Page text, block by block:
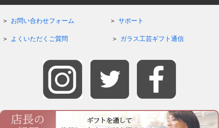
お問い合わせフォーム サポート
よくいただくご質問 ガラス工芸ギフト通信